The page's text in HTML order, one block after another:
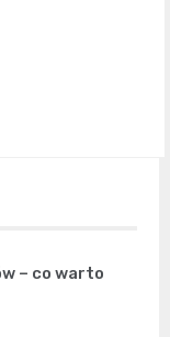
– co warto